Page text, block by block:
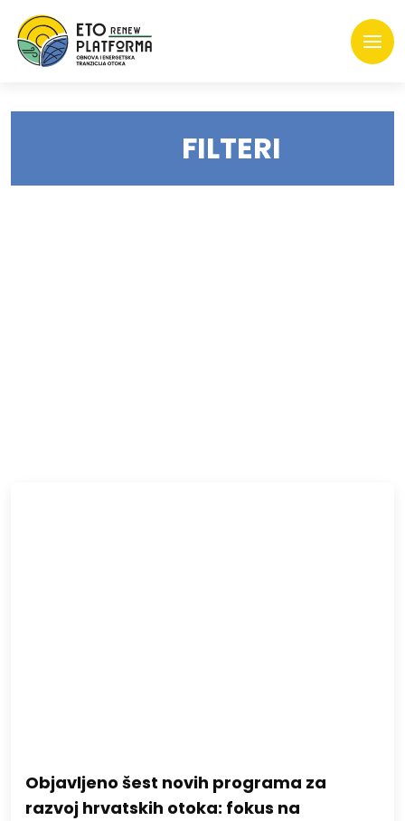
FILTERI
Objavljeno šest novih programa za
razvoj hrvatskih otoka: fokus na